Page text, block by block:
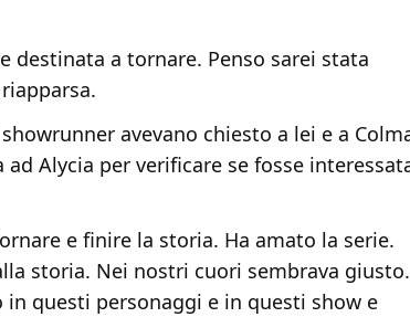
destinata a tornare. Penso sarei stata
avevano chiesto a lei e a
Alycia per verificare se fosse
e finire la storia. Ha amato la serie.
storia. Nei nostri cuori sembrava giusto.
questi personaggi e in questi show e